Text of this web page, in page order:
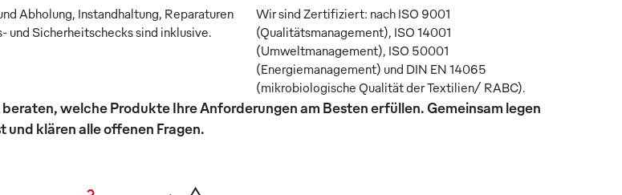
Abholung, Instandhaltung, Reparaturen
und Sicherheitschecks sind inklusive.
Wir sind Zertifiziert: nach ISO 9001
(Qualitätsmanagement), ISO 14001
(Umweltmanagement), ISO 50001
(Energiemanagement) und DIN EN 14065
(mikrobiologische Qualität der Textilien/ RABC).
welche Produkte Ihre Anforderungen am Besten erfüllen. Gemeinsam legen
klären alle offenen Fragen.